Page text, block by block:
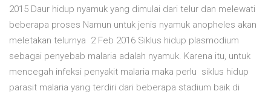
2015 Daur hidup nyamuk yang dimulai dari telur dan melewati
beberapa proses Namun untuk jenis nyamuk anopheles akan
meletakan telurnya 2 Feb 2016 Siklus hidup plasmodium
sebagai penyebab malaria adalah nyamuk. Karena itu, untuk
mencegah infeksi penyakit malaria maka perlu siklus hidup
parasit malaria yang terdiri dari beberapa stadium baik di